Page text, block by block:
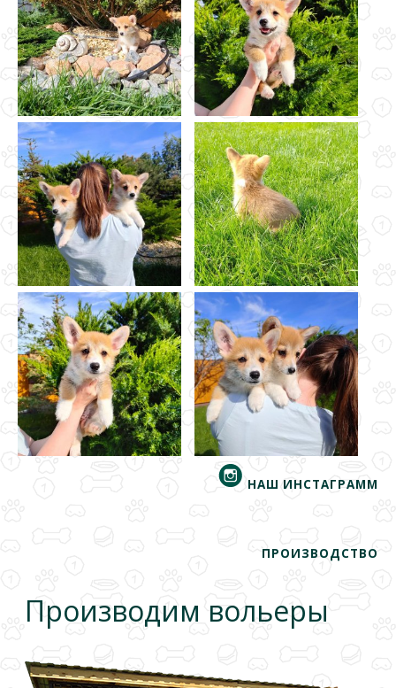
НАШ ИНСТАГРАММ
ПРОИЗВОДСТВО
Производим вольеры